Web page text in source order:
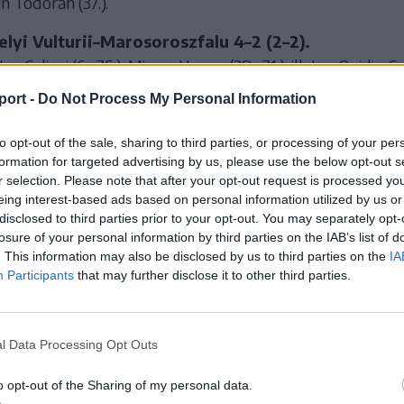
- Do Not Process My Personal Information
opt-out of the sale, sharing to third parties, or processing of your
for targeted advertising by us, please use the below opt-out
selection. Please note that after your opt-out request is processed
interest-based ads based on personal information utilized by us
to third parties prior to your opt-out. You may separately
of your personal information by third parties on the IAB’s list of
This information may also be disclosed by us to third parties on the
Participants that may further disclose it to other third parties.
Data Processing Opt Outs
opt-out of the Sharing of my personal data.
Vulturii–Marosoroszfalu 4–2 (2–2).
Caliani (6., 75.), Mircea Ungur (38., 71.), illetve Ovidiu
(21.).
Eduárd (24., 47., 88.), illetve Tudor Tandea (70.).
2–3 (1–0).
Bordaș (28., 56.), illetve Robert Tili (51.), Cătălin
(74.).
3–0 (1–0).
Academica Transilvania–Magyaró 3–0 (játék